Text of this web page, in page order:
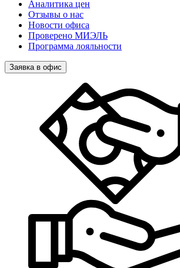
Аналитика цен
Отзывы о нас
Новости офиса
Проверено МИЭЛЬ
Программа лояльности
Заявка в офис